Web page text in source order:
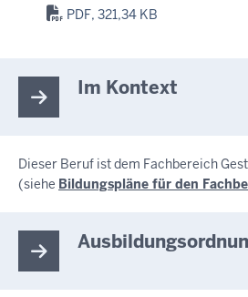
PDF, 321,34 KB
Im Kontext
Dieser Beruf ist dem Fachbereich
(siehe Bildungspläne für den